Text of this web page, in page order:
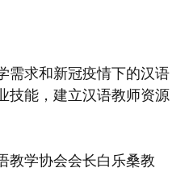
需求和新冠疫情下的汉语
技能，建立汉语教师资源
教学协会会长白乐桑教